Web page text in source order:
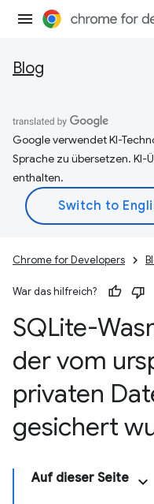
Blog
Google verwendet KI-
Sprache zu übersetzen. KI-
enthalten.
Chrome for Developers
War das hilfreich?
SQLite-
der vom
privaten
gesichert
Auf dieser Seite